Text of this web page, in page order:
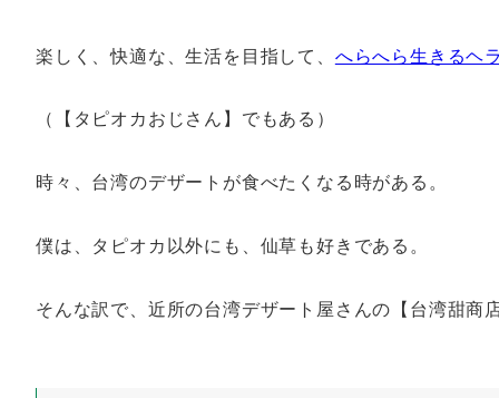
楽しく、快適な、生活を目指して、 へらへら生きるヘ
（【タピオカおじさん】でもある）
時々、台湾のデザートが食べたくなる時がある。
僕は、タピオカ以外にも、仙草も好きである。
そんな訳で、近所の台湾デザート屋さんの【台湾甜商